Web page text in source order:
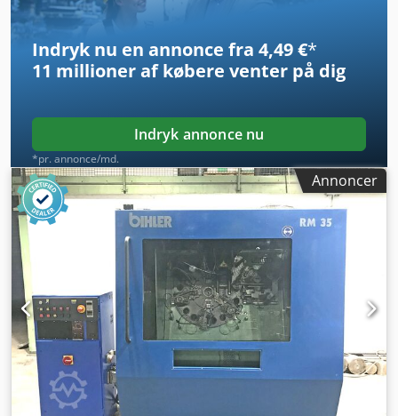
Indryk nu en annonce fra 4,49 €*
11 millioner af købere venter på dig
Indryk annonce nu
*pr. annonce/md.
Annoncer